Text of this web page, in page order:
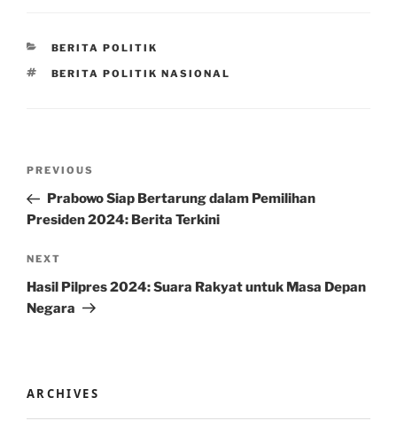
CATEGORIES
BERITA POLITIK
TAGS
BERITA POLITIK NASIONAL
Previous
Post
PREVIOUS
Prabowo Siap Bertarung dalam Pemilihan
Presiden 2024: Berita Terkini
Next
Post
NEXT
Hasil Pilpres 2024: Suara Rakyat untuk Masa Depan
Negara
ARCHIVES